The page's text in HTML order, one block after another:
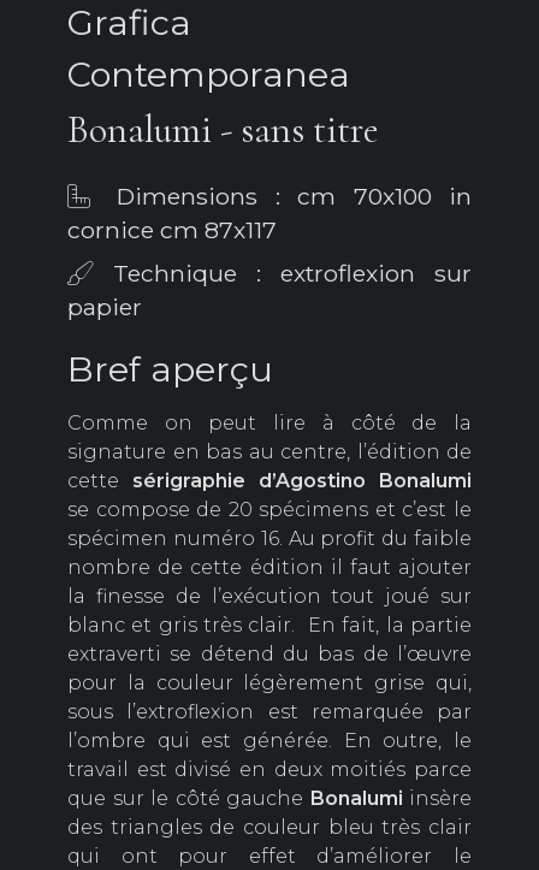
Grafica
Contemporanea
Bonalumi - sans titre
Dimensions : cm 70x100 in
cornice cm 87x117
Technique : extroflexion sur
papier
Bref aperçu
Comme on peut lire à côté de la
signature en bas au centre, l’édition de
cette sérigraphie d’Agostino
Bonalumi
se compose de 20 spécimens et c’est le
spécimen numéro 16. Au profit du faible
nombre de cette édition il faut ajouter
la finesse de l’exécution tout joué sur
blanc et gris très clair. En fait, la partie
extraverti se détend du bas de l’œuvre
pour la couleur légèrement grise qui,
sous l’extroflexion est remarquée par
l’ombre qui est générée. En outre, le
travail est divisé en deux moitiés parce
que sur le côté gauche Bonalumi insère
des triangles de couleur bleu très clair
qui ont pour effet d’améliorer le